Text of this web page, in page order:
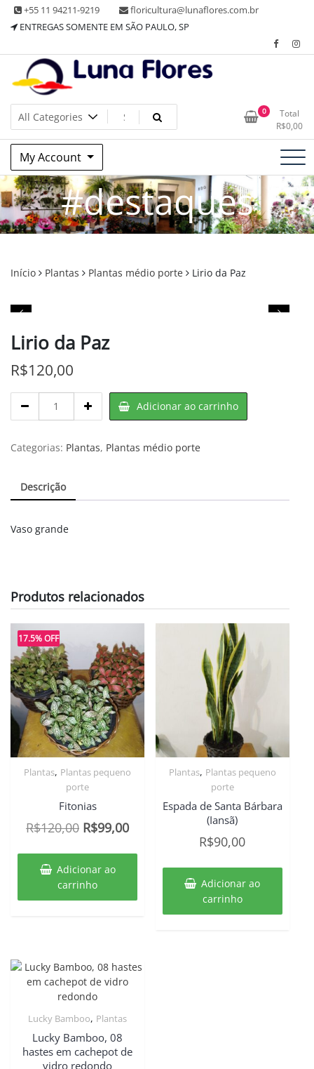
Skip +55 11 94211-9219
floricultura@lunaflores.com.br
ENTREGAS SOMENTE EM SÃO PAULO, SP
Floricultura Luna Flores – Vila
Mariana, SP – Presentes e
Decorações
Floricultura tradicional, vende flores naturais arranjos, buques
e muito mais
0
Total
R$0,00
My Account
#destaques
Início Plantas Plantas médio porte Lirio da Paz
Lirio da Paz
R$120,00
quantity
Adicionar ao carrinho
Categorias: Plantas, Plantas médio porte
Descrição
Vaso grande
Produtos relacionados
17.5% OFF
Plantas, Plantas pequeno
porte
Fitonias
R$120,00 O
original
era:
R$120,00.
R$99,00O
R$99,00.
Adicionar ao
carrinho
Plantas, Plantas pequeno
porte
Espada de Santa Bárbara
(Iansã)
R$90,00
Adicionar ao
carrinho
Lucky Bamboo, Plantas
Lucky Bamboo, 08
hastes em cachepot de
vidro redondo